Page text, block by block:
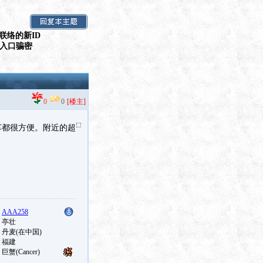
络的新ID
口骗密
0 0 [楼主]
很方便。附近的超